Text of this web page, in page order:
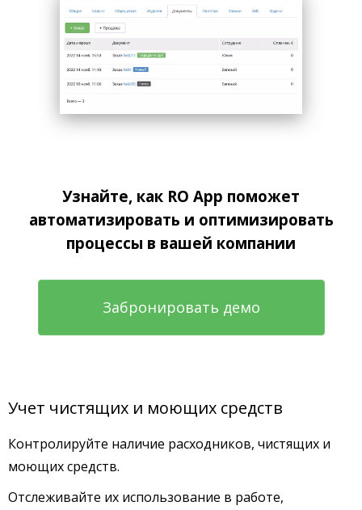
Узнайте, как RO App поможет
автоматизировать и оптимизировать
процессы в вашей компании
Забронировать демо
Учет чистящих и моющих средств
Контролируйте наличие расходников, чистящих и
моющих средств.
Отслеживайте их использование в работе,